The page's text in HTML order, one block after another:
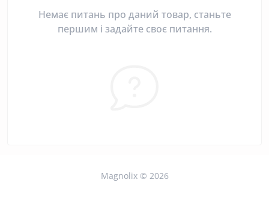
Немає питань про даний товар, станьте
першим і задайте своє питання.
Magnolix © 2026